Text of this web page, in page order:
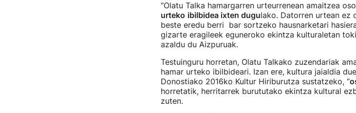
“Olatu Talka hamargarren urteurrenean amaitzea
urteko ibilbidea ixten dugulako. Datorren urtean ez
beste eredu berri bar sortzeko hausnarketari
gizarte eragileek eguneroko ekintza kulturaletan
azaldu du Aizpuruak.
Testuinguru horretan, Olatu Talkako zuzendariak
hamar urteko ibilbideari. Izan ere, kultura jaialdia
Donostiako 2016ko Kultur Hiriburutza sustatzeko, “
horretatik, herritarrek burututako ekintza kultural
zuten.